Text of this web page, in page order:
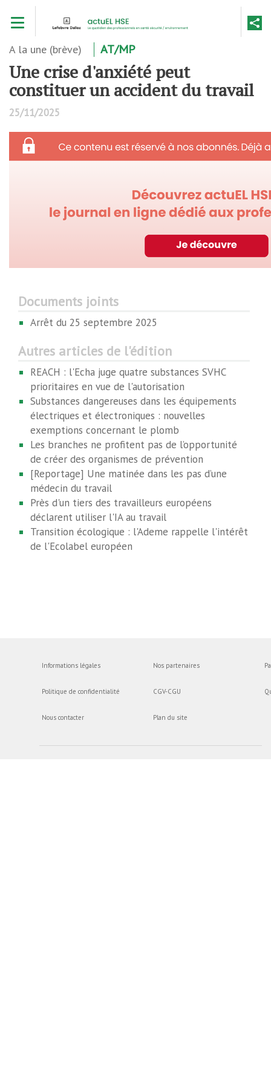
contenu
A la une (brève) AT/MP
Une crise d'anxiété peut
constituer un accident du travail
25/11/2025
Documents joints
Arrêt du 25 septembre 2025
Autres articles de l'édition
REACH : l'Echa juge quatre substances SVHC
prioritaires en vue de l'autorisation
Substances dangereuses dans les équipements
électriques et électroniques : nouvelles
exemptions concernant le plomb
Les branches ne profitent pas de l’opportunité
de créer des organismes de prévention
[Reportage] Une matinée dans les pas d’une
médecin du travail
Près d'un tiers des travailleurs européens
déclarent utiliser l'IA au travail
Transition écologique : l'Ademe rappelle l'intérêt
de l'Ecolabel européen
Informations légales
Politique de confidentialité
Nous contacter
Nos partenaires
CGV-CGU
Plan du site